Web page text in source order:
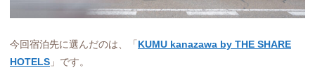
今回宿泊先に選んだのは、「 KUMU kanazawa by THE SHARE
HOTELS 」です。